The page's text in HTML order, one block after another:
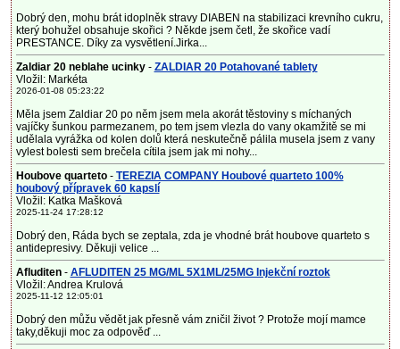
Dobrý den, mohu brát idoplněk stravy DIABEN na stabilizaci krevního cukru,
který bohužel obsahuje skořici ? Někde jsem četl, že skořice vadí
PRESTANCE. Díky za vysvětlení.Jirka...
Zaldiar 20 neblahe ucinky- ZALDIAR 20 Potahované tablety
Vložil: Markéta
2026-01-08 05:23:22
Měla jsem Zaldiar 20 po něm jsem mela akorát těstoviny s míchaných
vajíčky šunkou parmezanem, po tem jsem vlezla do vany okamžitě se mi
udělala vyrážka od kolen dolů která neskutečně pálila musela jsem z vany
vylest bolesti sem brečela cítila jsem jak mi nohy...
Houbove quarteto- TEREZIA COMPANY Houbové quarteto 100%
houbový přípravek 60 kapslí
Vložil: Katka Mašková
2025-11-24 17:28:12
Dobrý den, Ráda bych se zeptala, zda je vhodné brát houbove quarteto s
antidepresivy. Děkuji velice ...
Afluditen- AFLUDITEN 25 MG/ML 5X1ML/25MG Injekční roztok
Vložil: Andrea Krulová
2025-11-12 12:05:01
Dobrý den můžu vědět jak přesně vám zničil život ? Protože mojí mamce
taky,děkuji moc za odpověď ...